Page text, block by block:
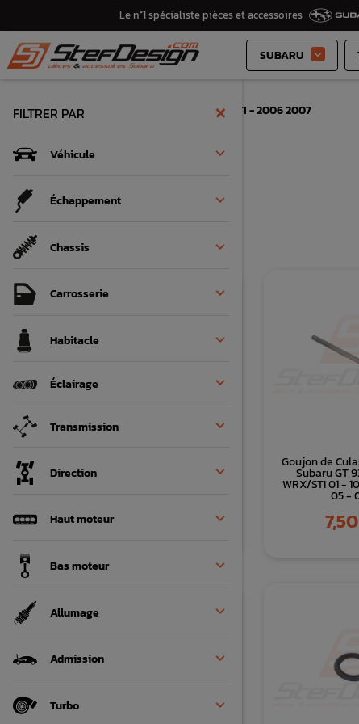
Le n°1 spécialiste pièces et accessoires
SUBARU 
Accueil Subaru STI - 2006 2007
×
FILTRER PAR
Véhicule 
Échappement 
Chassis 
Carrosserie 
Habitacle 
Éclairage 
Transmission 
Direction 
Haut moteur 
Bas moteur 
Allumage 
Admission 
Turbo 
Goujon de
Subaru GT
WRX/STI 01 -
05 -
Prix